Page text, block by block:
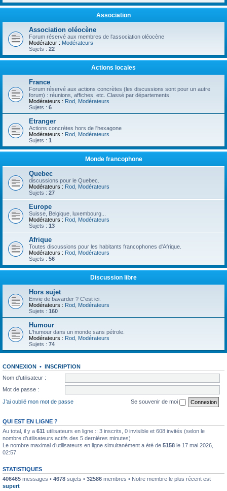
Association
Association oléocène
Forum réservé aux membres de l'association oléocène
Modérateur : Modérateurs
Sujets : 22
Actions locales
France
Forum réservé aux actions concrètes (les discussions sont pour un autre
forum) : réunions, affiches, etc. Classé par départements.
Modérateurs : Rod Modérateurs
Sujets : 6
Etranger
Actions concrètes hors de l'hexagone
Modérateurs : Rod Modérateurs
Sujets : 1
Monde francophone
Quebec
discussions pour le Quebec.
Modérateurs : Rod Modérateurs
Sujets : 27
Europe
Suisse, Belgique, luxembourg...
Modérateurs : Rod Modérateurs
Sujets : 13
Afrique
Toutes discussions pour les habitants francophones d'Afrique.
Modérateurs : Rod Modérateurs
Sujets : 56
Discussion libre
Hors sujet
Envie de bavarder ? C'est ici.
Modérateurs : Rod Modérateurs
Sujets : 160
Humour
L'humour dans un monde sans pétrole.
Modérateurs : Rod Modérateurs
Sujets : 74
CONNEXION • INSCRIPTION
Nom d’utilisateur :
Mot de passe :
J’ai oublié mon mot de passe
Se souvenir de moi
QUI EST EN LIGNE ?
Au total, il y a 611 utilisateurs en ligne :: 3 inscrits, 0 invisible et 608 invités (selon le
nombre d’utilisateurs actifs des 5 dernières minutes)
Le nombre maximal d’utilisateurs en ligne simultanément a été de 5158 le 17 mai 2026,
02:57
STATISTIQUES
406465 messages • 4678 sujets • 32586 membres • Notre membre le plus récent est
supert